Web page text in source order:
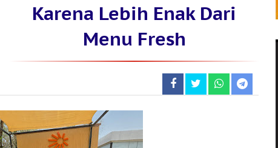
Karena Lebih Enak Dari
Menu Fresh